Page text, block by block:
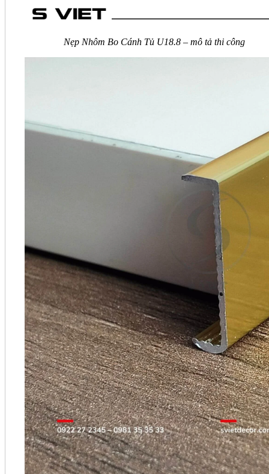
Nẹp Nhôm Bo Cánh Tủ U18.8 – mô tả thi công